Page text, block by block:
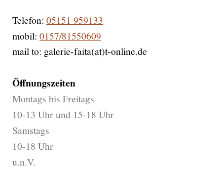
Telefon: 05151 959133
mobil: 0157/81550609
mail to: galerie-faita(at)t-online.de
Öffnungszeiten
Montags bis Freitags
10-13 Uhr und 15-18 Uhr
Samstags
10-18 Uhr
u.n.V.